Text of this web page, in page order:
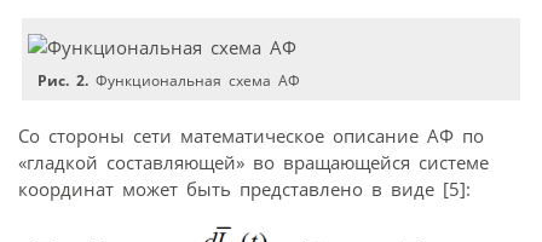
Рис. 2. Функциональная схема АФ
Со стороны сети математическое описание АФ по
«гладкой составляющей» во вращающейся системе
координат может быть представлено в виде [5]: